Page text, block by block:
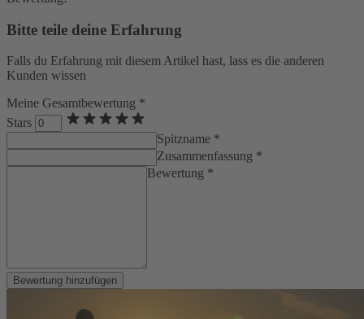
Bitte teile deine Erfahrung
Falls du Erfahrung mit diesem Artikel hast, lass es die anderen
Kunden wissen
Meine Gesamtbewertung *
Stars
Spitzname *
Zusammenfassung *
Bewertung *
Bewertung hinzufügen